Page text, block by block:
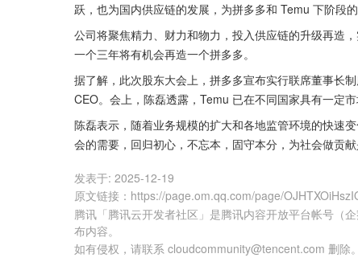
跃，也为国内供应链的发展，为拼多多和 Temu 下阶段的
公司将聚焦精力、财力和物力，投入供应链的升级再造
一个三年将有机会再造一个拼多多。
据了解，此次股东大会上，拼多多宣布实行联席董事长
CEO。会上，陈磊透露，Temu 已在不同国家具有一定
陈磊表示，随着业务规模的扩大和各地监管环境的快速
会的需要，回归初心，不忘本，固守本分，为社会做贡献
发表于: 2025-12-19
原文链接 ： https://page.om.qq.com/page/
腾讯「腾讯云开发者社区」是腾讯内容开放平台帐号（
布内容。
如有侵权，请联系 cloudcommunity@tencent.com 删除。